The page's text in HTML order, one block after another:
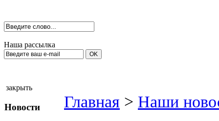
Наша рассылка
закрыть
Новости Главная > Наши